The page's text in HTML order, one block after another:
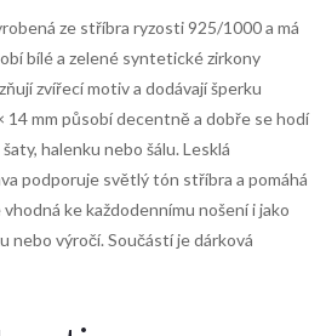
ze stříbra ryzosti 925/1000 a má
bílé a zelené syntetické zirkony
zvířecí motiv a dodávají šperku
14 mm působí decentně a dobře se hodí
halenku nebo šálu. Lesklá
podporuje světlý tón stříbra a pomáhá
ke každodennímu nošení i jako
nebo výročí. Součástí je dárková